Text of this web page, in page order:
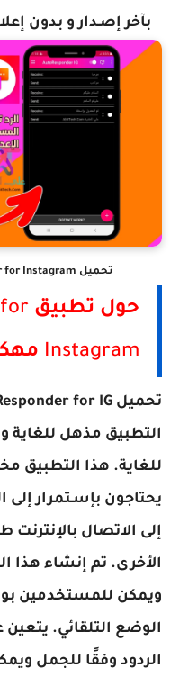
بآخر إصـدار و بدون
تحميل AutoResponder for Instagram مهكر اخر اصدار
حول تطبيق for
Instagram
تحميل AutoResponder for IG مهكر للاندرويد
التطبيق مذهل
للغاية. هذا
إلى الاتصال بالإنترنت
ويمكن للمستخدمين
الوضع التلقائي.
الردود وفقًا للجمل